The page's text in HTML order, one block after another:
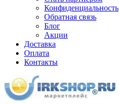
Конфиденциальность
Обратная связь
Блог
Акции
Доставка
Оплата
Контакты